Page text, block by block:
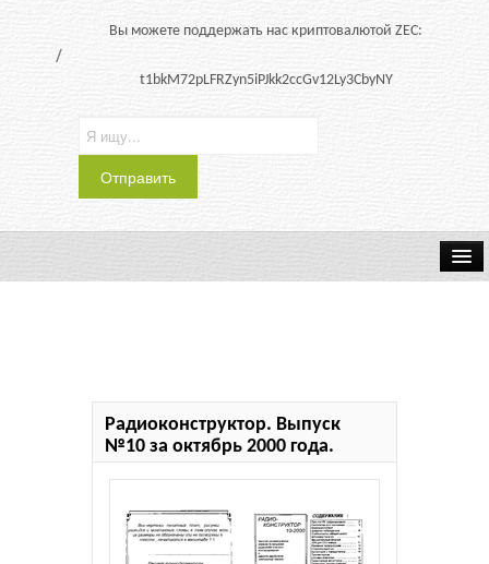
Вы можете поддержать нас криптовалютой ZEC:
t1bkM72pLFRZyn5iPJkk2ccGv12Ly3CbyNY
Радиоконструктор. Выпуск
№10 за октябрь 2000 года.